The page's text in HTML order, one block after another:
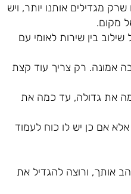
מגדילים אותנו יותר, ויש
מקום.
בין שירות לאומי עם
אמונה. רק צריך עוד קצת
את גדולה, עד כמה את
אם כן יש לו כוח לעמוד
אותך, ורוצה להגדיל את